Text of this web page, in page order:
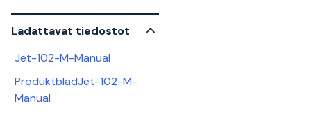
Ladattavat tiedostot
Jet-102-M-Manual
ProduktbladJet-102-M-
Manual